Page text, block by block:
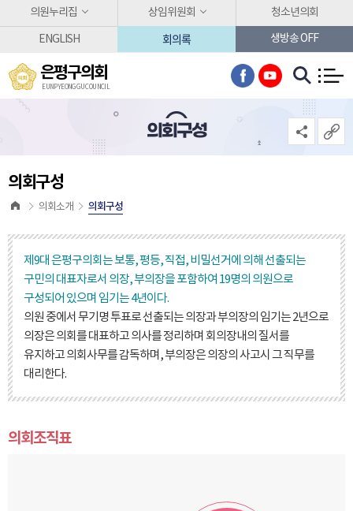
본문바로가기
의원누리집 상임위원회 청소년의회
ENGLISH 회의록 생방송 OFF
은평구의회
EUNPYEONG GU COUNCIL
의회구성
의회구성
의회소개 의회구성
제9대 은평구의회는 보통, 평등, 직접, 비밀선거에 의해 선출되는
구민의 대표자로서 의장, 부의장을 포함하여 19명의 의원으로
구성되어 있으며 임기는 4년이다.
의원 중에서 무기명 투표로 선출되는 의장과 부의장의 임기는 2년으로
의장은 의회를 대표하고 의사를 정리하며 회의장내의 질서를
유지하고 의회사무를 감독하며, 부의장은 의장의 사고시 그 직무를
대리한다.
의회조직표